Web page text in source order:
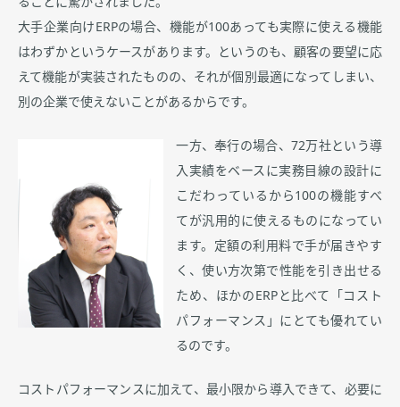
大手企業向けERPの場合、機能が100あっても実際に使える機能
はわずかというケースがあります。というのも、顧客の要望に応
えて機能が実装されたものの、それが個別最適になってしまい、
別の企業で使えないことがあるからです。
一方、奉行の場合、72万社という導
入実績をベースに実務目線の設計に
こだわっているから100の機能すべ
てが汎用的に使えるものになってい
ます。定額の利用料で手が届きやす
く、使い方次第で性能を引き出せる
ため、ほかのERPと比べて「コスト
パフォーマンス」にとても優れてい
るのです。
コストパフォーマンスに加えて、最小限から導入できて、必要に